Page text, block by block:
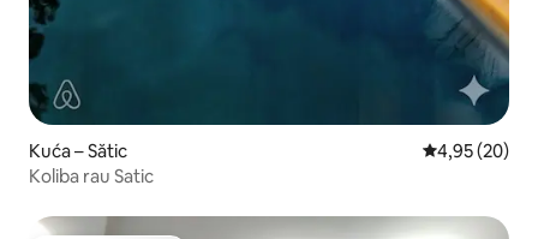
Kuća – Sătic Prosječna
4,95 (20)
Koliba rau Satic